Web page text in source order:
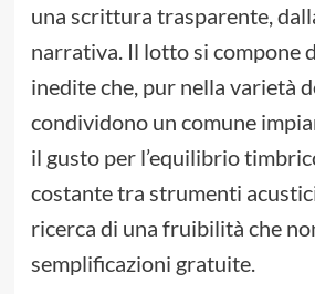
una scrittura trasparente,
narrativa. Il lotto si compone
inedite che, pur nella varietà
condividono un comune
il gusto per l’equilibrio
costante tra strumenti
ricerca di una fruibilità che
semplificazioni gratuite.